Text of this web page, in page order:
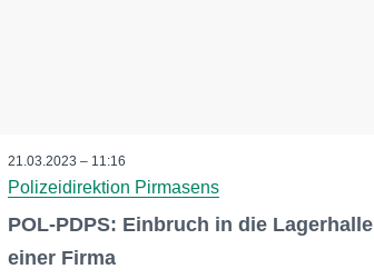
21.03.2023 – 11:16
Polizeidirektion Pirmasens
POL-PDPS: Einbruch in die Lagerhalle
einer Firma